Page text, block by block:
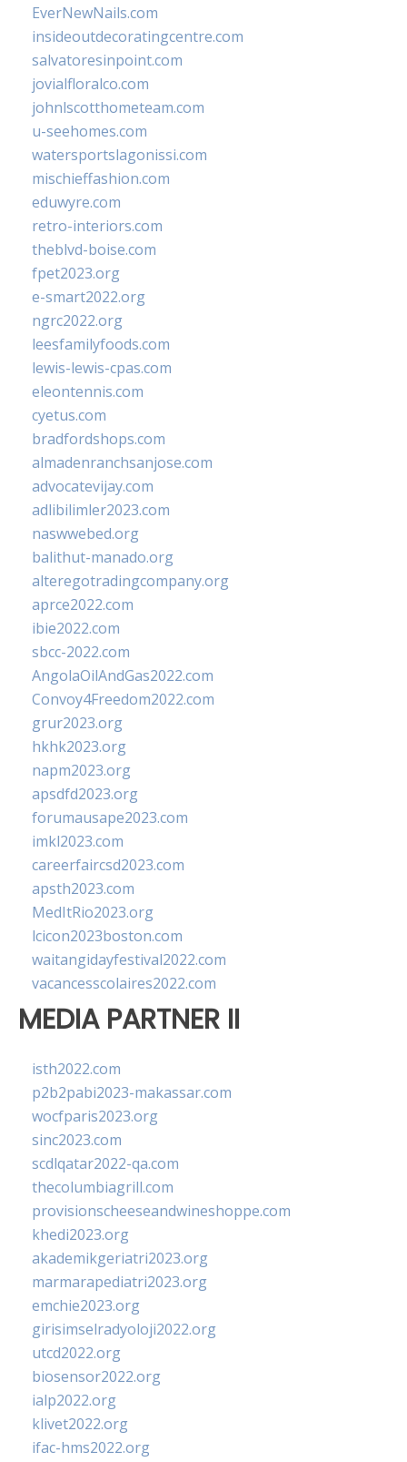
EverNewNails.com
insideoutdecoratingcentre.com
salvatoresinpoint.com
jovialfloralco.com
johnlscotthometeam.com
u-seehomes.com
watersportslagonissi.com
mischieffashion.com
eduwyre.com
retro-interiors.com
theblvd-boise.com
fpet2023.org
e-smart2022.org
ngrc2022.org
leesfamilyfoods.com
lewis-lewis-cpas.com
eleontennis.com
cyetus.com
bradfordshops.com
almadenranchsanjose.com
advocatevijay.com
adlibilimler2023.com
naswwebed.org
balithut-manado.org
alteregotradingcompany.org
aprce2022.com
ibie2022.com
sbcc-2022.com
AngolaOilAndGas2022.com
Convoy4Freedom2022.com
grur2023.org
hkhk2023.org
napm2023.org
apsdfd2023.org
forumausape2023.com
imkl2023.com
careerfaircsd2023.com
apsth2023.com
MedItRio2023.org
lcicon2023boston.com
waitangidayfestival2022.com
vacancesscolaires2022.com
MEDIA PARTNER II
isth2022.com
p2b2pabi2023-makassar.com
wocfparis2023.org
sinc2023.com
scdlqatar2022-qa.com
thecolumbiagrill.com
provisionscheeseandwineshoppe.com
khedi2023.org
akademikgeriatri2023.org
marmarapediatri2023.org
emchie2023.org
girisimselradyoloji2022.org
utcd2022.org
biosensor2022.org
ialp2022.org
klivet2022.org
ifac-hms2022.org